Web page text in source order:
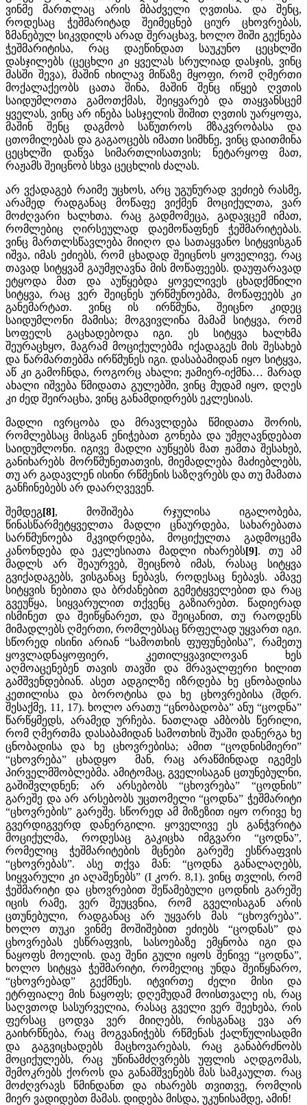
ვინმე მართლაც არის მბაძველი ღვთისა. და შენც,
როდესაც ჭეშმარიტად შეიმეცნებ ციურ ცხოვრებას,
ზმანებულ სიკვდილს არად შერაცხავ, ხოლო შიში გექნება
ჭეშმარიტისა, რაც დაეწინდათ საუკუნო ცეცხლში
დასჯილებს (ცეცხლი კი ყველას სრულიად დასჯის, ვინც
მასში შევა), მაშინ იხილავ მიწაზე მყოფი, რომ ღმერთი
მოქალაქეობს ცათა შინა, მაშინ შენც იწყებ ღვთის
საიდუმლოთა გამოთქმას, შეიყვარებ და თაყვანსცემ
ყველას, ვინც არ ინება სასჯელის შიშით ღვთის უარყოფა,
მაშინ შენც დაგმობ საწუთროს მზაკვრობასა და
ცთომილებას და გაგაოცებს იმათი სიმხნე, ვინც დაითმინა
ცეცხლში დაწვა სიმართლისათვის; ნეტარყოფ მათ,
რაჟამს შეიცნობ სხვა ცეცხლის ძალას.
არ ვქადაგებ რაიმე უცხოს, არც უგუნურად ვეძიებ რასმე,
არამედ რადგანაც მოწაფე ვიქმენ მოციქულთა, ვარ
მოძღვარი ხალხთა. რაც გადმომეცა, გადავცემ იმათ,
რომლებიც ღირსეულად დაემოწაფნენ ჭეშმარიტებას.
ვინც მართლსწავლება მიიღო და სათაყვანო სიტყვისგან
იშვა, იმას ეძიებს, რომ ცხადად შეიცნოს ყოველივე, რაც
თავად სიტყვამ გაუმჟღავნა მის მოწაფეებს. დაუფარავად
ეტყოდა მათ და აუწყებდა ყოველივეს ცხადქმნილი
სიტყვა, რაც ვერ შეიცნეს ურწმუნოებმა, მოწაფეებს კი
განემარტათ. ვინც ის ირწმუნა, შეიცნო კიდეც
საიდუმლონი მამისა; მოგვივლინა მამამ სიტყვა, რომ
სოფელს გაცხადებოდა იგი. ეს სიტყვა ხალხმა
შეურაცხყო, მაგრამ მოციქულებმა იქადაგეს მის შესახებ
და წარმართებმა ირწმუნეს იგი. დასაბამიდან იყო სიტყვა,
აწ კი გამოჩნდა, როგორც ახალი; ჟამიერ-იქმნა… მარად
ახალი იშვება წმიდათა გულებში, ვინც მუდამ იყო, დღეს
კი ძედ შეირაცხა, ვინც განამდიდრებს ეკლესიას.
მადლი ივრცობა და მრავლდება წმიდათა შორის,
რომლებსაც მისგან ენიჭებათ გონება და უმჟღავნდებათ
საიდუმლონი. იგივე მადლი აუწყებს მათ ჟამთა შესახებ,
განიხარებს მორწმუნეთათვის, მიემადლება მაძიებლებს,
თუ არ გადავლენ ისინი რწმენის საზღვრებს და თუ მამათა
განჩინებებს არ დაარღვევენ.
შემდეგ[8], მოშიშება რჯულისა იგალობება,
წინასწარმეტყველთა მადლი ცნაურდება, სახარებათა
სარწმუნოება მკვიდრდება, მოციქულთა გადმოცემა
კანონდება და ეკლესიათა მადლი იხარებს[9]. თუ ამ
მადლს არ შეაურვებ, შეიცნობ იმას, რასაც სიტყვა
გვიქადაგებს, ვისგანაც ნებავს, როდესაც ნებავს. ამავე
სიტყვის ნებითა და ბრძანებით გემეტყველებით და რაც
გვეუწყა, სიყვარულით თქვენც გაზიარებთ. წადიერად
ისმინეთ და შეიწყნარეთ, და შეიცანით, თუ რაოდენს
მიმადლებს ღმერთი, რომლებსაც წრფელად უყვართ იგი.
სწორედ ისინი არიან “სამოთხის ფუფუნებისა”, რამეთუ
ყოვლადნაყოფიერ, კეთილყვავილოვან ხეს
აღმოაცენებენ თავის თავში და მრავალფერი ხილით
გამშვენდებიან. ასეთ ადგილზე იზრდება ხე ცნობადისა
კეთილისა და ბოროტისა და ხე ცხოვრებისა (შდრ.
შესაქმე, 11, 17). ხოლო არათუ “ცნობადობა” ანუ “ცოდნა”
წარწყმედს, არამედ ურჩება. ნათლად ამბობს წერილი,
რომ ღმერთმა დასაბამიდან სამოთხის შუაში დანერგა ხე
ცნობადისა და ხე ცხოვრებისა; ამით “ცოდნისმიერი”
“ცხოვრება” ცხადყო მან, რაც არაწმინდად იგემეს
პირველმშობლებმა. ამიტომაც, გველისაგან ცთუნებულნი,
გაშიშვლდნენ; არ არსებობს “ცხოვრება” “ცოდნის”
გარეშე და არ არსებობს უცთომელი “ცოდნა” ჭეშმარიტი
“ცხოვრების” გარეშე. სწორედ ამ მიზეზით იყო ორივე ხე
გვერდიგვერდ დანერგილი. ყოველივე ეს განჭვრიტა
მოციქულმა, როდესაც გაკიცხა იმგვარი “ცოდნა”,
რომელიც ჭეშმარიტების მცნები გარეშე ესწრაფვის
“ცხოვრებას”. ასე თქვა მან: “ცოდნა განალაღებს,
სიყვარული კი აღაშენებს” (I კორ. 8,1). ვინც თვლის, რომ
ჭეშმარიტი და ცხოვრებით შეწამებული ცოდნის გარეშე
იცის რამე, ვერ შეუცვნია, რომ გველისაგან არის
ცთუნებული, რადგანაც არ უყვარს მას “ცხოვრება”.
ხოლო თუკი ვინმე მოშიშებით ეძიებს “ცოდნას” და
ცხოვრებას ესწრაფვის, სასოებაზე ემყნობა იგი და
ნაყოფს მოელის. დაე შენი გული იყოს შენივე “ცოდნა”,
ხოლო სიტყვა ჭეშმარიტი, რომელიც უნდა შეიწყნარო,
“ცხოვრებად” გექმნეს. იტვირთე ძელი მისი და
ეტრფიალე მის ნაყოფს; დღემუდამ მოისთვალე ის, რაც
საღვთოდ სასურველია, რასაც გველი ვერ შეეხება, რის
ფერსაც ცოდვა ვერ მიიღებს, რისგანაც ევა არ
გაიხრწნება, რაც მოგვანიჭებს რწმენას ქალწულისადმი
და გაგვიცხადებს მაცხოვარებას, რაც განაბრძნობს
მოციქულებს, რაც უწინამძღვრებს უფლის აღდგომას,
შემოკრებს ქოროს და განამშვენებს მას სამკაულთ. რაც
მოძღვრავს წმინდანთ და იხარებს თვითვე, რომლის
მიერ ვადიდებთ მამას. დიდება მისდა, უკუნისამდე, ამინ!